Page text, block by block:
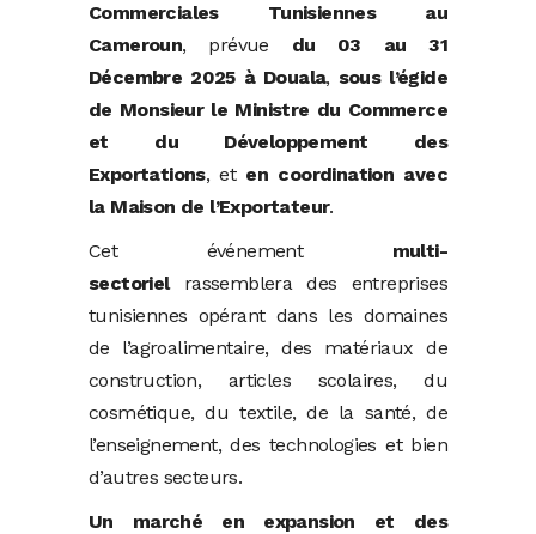
Commerciales Tunisiennes au
Cameroun, prévue du 03 au 31
Décembre 2025 à Douala, sous l’égide
de Monsieur le Ministre du Commerce
et du Développement des
Exportations, et en coordination avec
la Maison de l’Exportateur.
Cet événement multi-
sectorielrassemblera des entreprises
tunisiennes opérant dans les domaines
de l’agroalimentaire, des matériaux de
construction, articles scolaires, du
cosmétique, du textile, de la santé, de
l’enseignement, des technologies et bien
d’autres secteurs.
Un marché en expansion et des